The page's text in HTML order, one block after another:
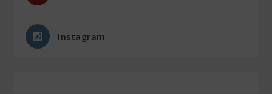
Instagram